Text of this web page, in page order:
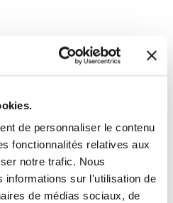
de personnaliser le contenu
fonctionnalités relatives aux
notre trafic. Nous
informations sur l'utilisation de
de médias sociaux, de
(PML) nuclear bodies
Among NB partners,
most of the regulators.
PML splice variant, PML IV,
We demonstrate an
IV C terminus and the ARF
is required to